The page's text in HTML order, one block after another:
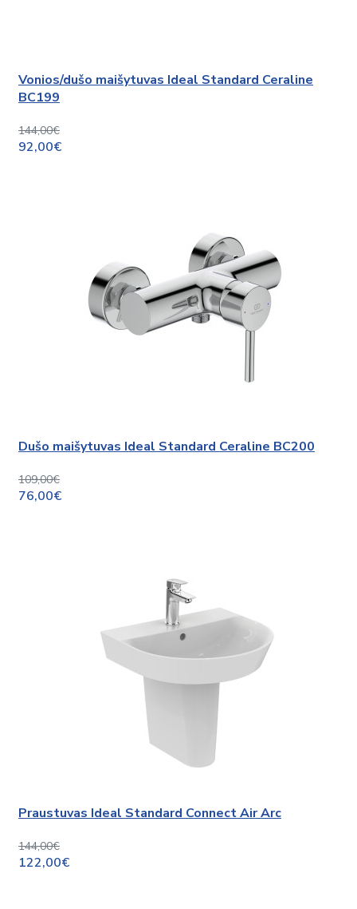
Vonios/dušo maišytuvas Ideal Standard Ceraline
BC199
144,00€
92,00€
Dušo maišytuvas Ideal Standard Ceraline BC200
109,00€
76,00€
Praustuvas Ideal Standard Connect Air Arc
144,00€
122,00€